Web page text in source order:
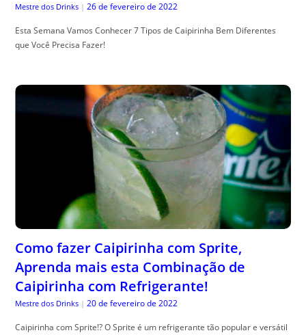
Mestre dos Drinks | 26 de fevereiro de 2022
Esta Semana Vamos Conhecer 7 Tipos de Caipirinha Bem Diferentes
que Você Precisa Fazer!
Como fazer Caipirinha com Sprite,
Aprenda mais esta Combinação de
Caipirinha com Refrigerante!
Mestre dos Drinks | 20 de fevereiro de 2022
Caipirinha com Sprite!? O Sprite é um refrigerante tão popular e versátil